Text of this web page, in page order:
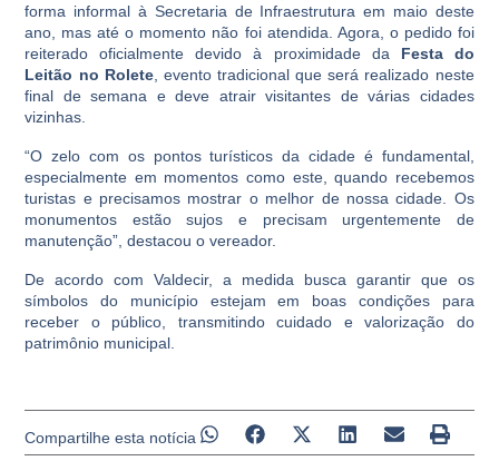
forma informal à Secretaria de Infraestrutura em maio deste
ano, mas até o momento não foi atendida. Agora, o pedido foi
reiterado oficialmente devido à proximidade da Festa do
Leitão no Rolete, evento tradicional que será realizado neste
final de semana e deve atrair visitantes de várias cidades
vizinhas.
“O zelo com os pontos turísticos da cidade é fundamental,
especialmente em momentos como este, quando recebemos
turistas e precisamos mostrar o melhor de nossa cidade. Os
monumentos estão sujos e precisam urgentemente de
manutenção”, destacou o vereador.
De acordo com Valdecir, a medida busca garantir que os
símbolos do município estejam em boas condições para
receber o público, transmitindo cuidado e valorização do
patrimônio municipal.
Compartilhe esta notícia